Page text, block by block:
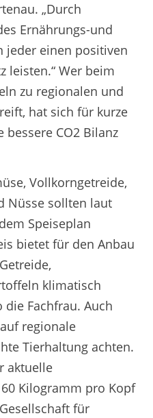
„Durch
Ernährungs-und
jeder einen positiven
leisten.“ Wer beim
zu regionalen und
hat sich für kurze
CO2 Bilanz
Vollkorngetreide,
Nüsse sollten laut
Speiseplan
bietet für den Anbau
klimatisch
die Fachfrau. Auch
regionale
Tierhaltung achten.
aktuelle
Kilogramm pro Kopf
für